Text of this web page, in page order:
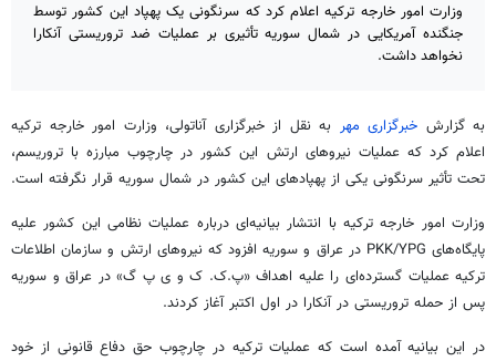
وزارت امور خارجه ترکیه اعلام کرد که سرنگونی یک پهپاد این کشور توسط
جنگنده‌ آمریکایی در شمال سوریه تأثیری بر عملیات ضد تروریستی آنکارا
نخواهد داشت.
به گزارش خبرگزاری مهر به نقل از خبرگزاری آناتولی، وزارت امور خارجه ترکیه
اعلام کرد که عملیات نیروهای ارتش این کشور در چارچوب مبارزه با تروریسم،
تحت تأثیر سرنگونی یکی از پهپادهای این کشور در شمال سوریه قرار نگرفته است.
وزارت امور خارجه ترکیه با انتشار بیانیه‌ای درباره عملیات نظامی این کشور علیه
پایگاه‌های PKK/YPG در عراق و سوریه افزود که نیروهای ارتش و سازمان اطلاعات
ترکیه عملیات گسترده‌ای را علیه اهداف «پ.ک. کو یپ گ» در عراق و سوریه
پس از حمله تروریستی در آنکارا در اول اکتبر آغاز کردند.
در این بیانیه آمده است که عملیات ترکیه در چارچوب حق دفاع قانونی از خود